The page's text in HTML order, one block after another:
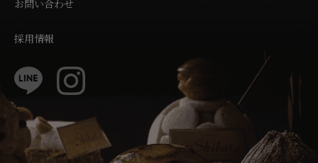
お問い合わせ
採用情報